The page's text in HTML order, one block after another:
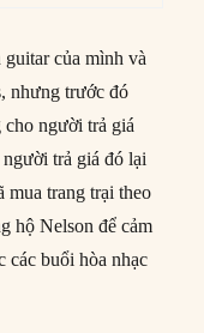
của mình và
nhưng trước đó
cho người trả giá
trả giá đó lại
mua trang trại theo
hộ Nelson để cảm
các buổi hòa nhạc